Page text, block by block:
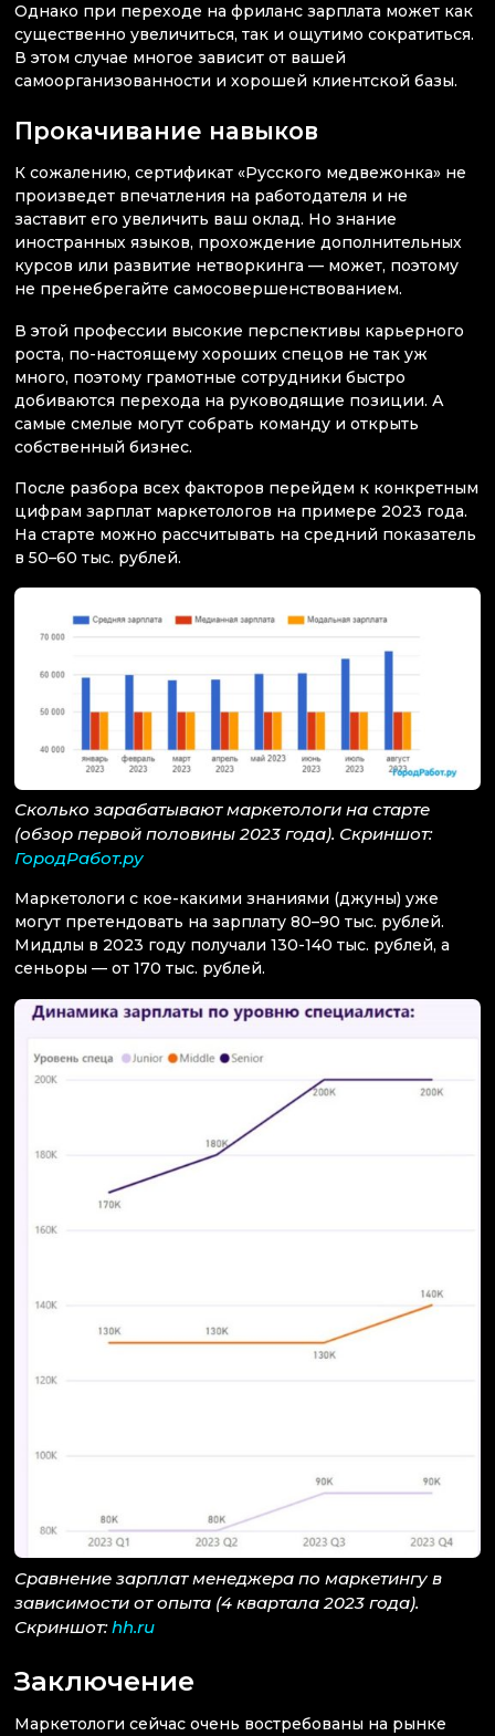
Однако при переходе на фриланс зарплата может как
существенно увеличиться, так и ощутимо сократиться.
В этом случае многое зависит от вашей
самоорганизованности и хорошей клиентской базы.
Прокачивание навыков
К сожалению, сертификат «Русского медвежонка» не
произведет впечатления на работодателя и не
заставит его увеличить ваш оклад. Но знание
иностранных языков, прохождение дополнительных
курсов или развитие нетворкинга — может, поэтому
не пренебрегайте самосовершенствованием.
В этой профессии высокие перспективы карьерного
роста, по-настоящему хороших спецов не так уж
много, поэтому грамотные сотрудники быстро
добиваются перехода на руководящие позиции. А
самые смелые могут собрать команду и открыть
собственный бизнес.
После разбора всех факторов перейдем к конкретным
цифрам зарплат маркетологов на примере 2023 года.
На старте можно рассчитывать на средний показатель
в 50–60 тыс. рублей.
Сколько зарабатывают маркетологи на старте
(обзор первой половины 2023 года). Скриншот:
ГородРабот.ру
Маркетологи с кое-какими знаниями (джуны) уже
могут претендовать на зарплату 80–90 тыс. рублей.
Миддлы в 2023 году получали 130-140 тыс. рублей, а
сеньоры — от 170 тыс. рублей.
Сравнение зарплат менеджера по маркетингу в
зависимости от опыта (4 квартала 2023 года).
Скриншот:hh.ru
Заключение
Маркетологи сейчас очень востребованы на рынке